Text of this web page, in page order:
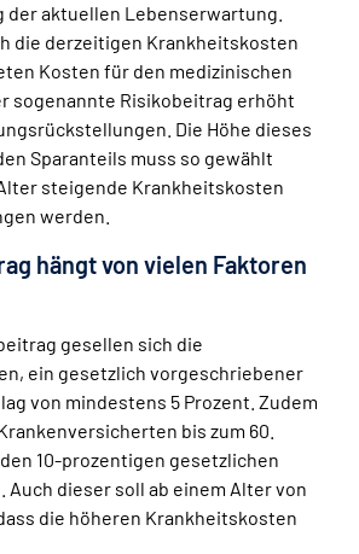
aktuellen Lebenserwartung.
die derzeitigen Krankheitskosten
Kosten für den medizinischen
sogenannte Risikobeitrag erhöht
Die Höhe dieses
Sparanteils muss so gewählt
steigende Krankheitskosten
werden.
hängt von vielen Faktoren
gesellen sich die
ein gesetzlich vorgeschriebener
von mindestens 5 Prozent. Zudem
bis zum 60.
10-prozentigen gesetzlichen
Auch dieser soll ab einem Alter von
die höheren Krankheitskosten